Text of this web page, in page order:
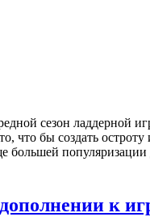
сезон ладдерной
что бы создать
большей
к